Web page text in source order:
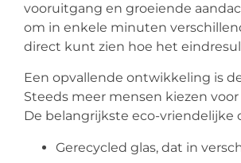
vooruitgang en groeiende
om in enkele minuten
direct kunt zien hoe het
Een opvallende ontwikkeling is
Steeds meer mensen kiezen
De belangrijkste eco-vriendelijke
Gerecycled glas, dat in